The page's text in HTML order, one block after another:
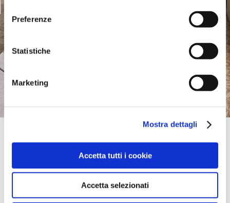
Preferenze
Statistiche
Marketing
Mostra dettagli
Accetta tutti i cookie
Accetta selezionati
Attica | Halifax
3065 ROBIE STREET,
(902)423-2557
itinéraire